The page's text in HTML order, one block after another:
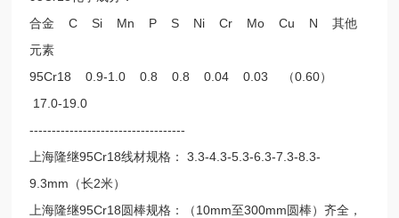
合金 C Si Mn P S Ni Cr Mo Cu N 其他
元素
95Cr18 0.9-1.0 0.8 0.8 0.04 0.03 （0.60）
17.0-19.0
-----------------------------------
上海隆继95Cr18线材规格： 3.3-4.3-5.3-6.3-7.3-8.3-
9.3mm（长2米）
上海隆继95Cr18圆棒规格：（10mm至300mm圆棒）齐全，